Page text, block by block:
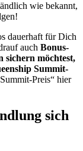
wie bekannt,
dauerhaft für Dich
auch Bonus-
sichern möchtest,
Summit-
Preis“ hier
sich